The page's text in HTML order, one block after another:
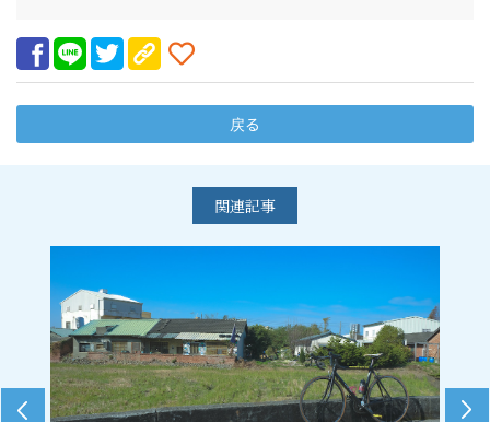
戻る
関連記事